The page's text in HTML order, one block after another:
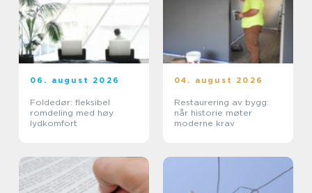
06. august 2026
Foldedør: fleksibel
romdeling med høy
lydkomfort
04. august 2026
Restaurering av bygg:
når historie møter
moderne krav